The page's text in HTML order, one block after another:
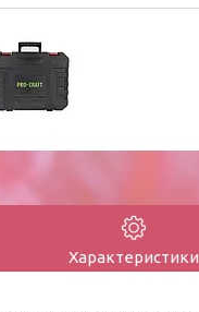
Характеристики